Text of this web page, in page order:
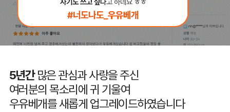
5년간많은 관심과 사랑을 주신
여러분의 목소리에 귀 기울여
우유베개를 새롭게 업그레이드하였습니다